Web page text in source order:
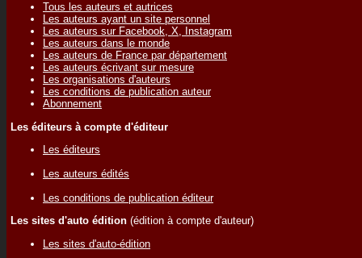
Tous les auteurs et autrices
Les auteurs ayant un site personnel
Les auteurs sur Facebook, X, Instagram
Les auteurs dans le monde
Les auteurs de France par département
Les auteurs écrivant sur mesure
Les organisations d'auteurs
Les conditions de publication auteur
Abonnement
Les éditeurs à compte d'éditeur
Les éditeurs
Les auteurs édités
Les conditions de publication éditeur
Les sites d'auto édition (édition à compte d'auteur)
Les sites d'auto-édition